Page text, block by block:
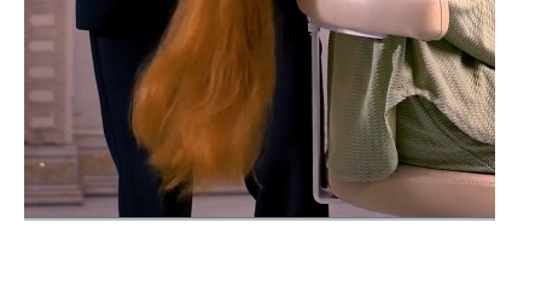
建設×テクノロジーの最前線
ちょっと気になるネットの話題